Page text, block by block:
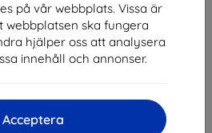
på vår webbplats. Vissa är
webbplatsen ska fungera
hjälper oss att analysera
innehåll och annonser.
Acceptera